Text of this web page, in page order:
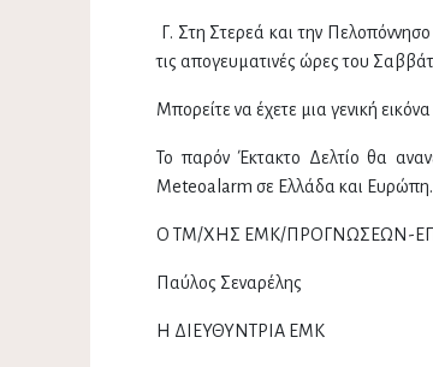
Γ. Στη Στερεά και την
τις απογευματινές ώρες του
Μπορείτε να έχετε μια γενική
Το παρόν Έκτακτο Δελτίο θα
Meteoalarm σε Ελλάδα και Ευρώπη.
Ο ΤΜ/ΧΗΣ ΕΜΚ/ΠΡΟΓΝΩΣΕΩΝ-
Παύλος Σεναρέλης
Η ΔΙΕΥΘΥΝΤΡΙΑ ΕΜΚ